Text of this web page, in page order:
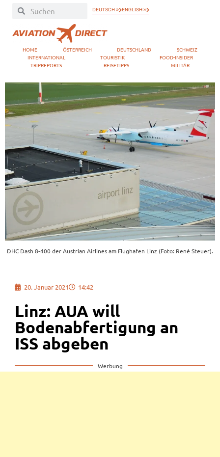
DEUTSCH » ENGLISH »
HOME ÖSTERREICH DEUTSCHLAND
SCHWEIZ
INTERNATIONAL
TOURISTIK
FOOD-INSIDER
TRIPREPORTS
REISETIPPS MILITÄR
DHC Dash 8-400 der Austrian Airlines am Flughafen Linz (Foto: René Steuer).
20. Januar 2021 14:42
Linz: AUA will
Bodenabfertigung an
ISS abgeben
Werbung